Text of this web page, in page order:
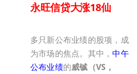
永旺信贷大涨18仙
多只新公布业绩的股项，成
为市场的焦点。其中，中午
公布业绩的威铖（VS，